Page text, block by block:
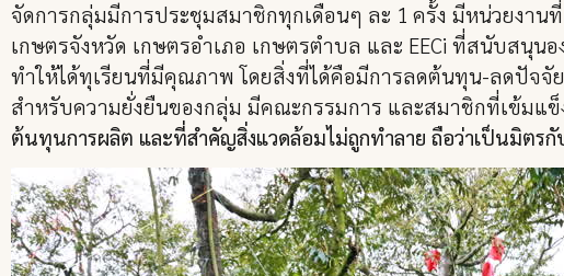
จัดการกลุ่มมีการประชุมสมาชิกทุกเดือนๆ ละ 1 ครั้ง มีหน่วยงาน
เกษตรจังหวัด เกษตรอำเภอ เกษตรตำบล และ EECi ที่สนับสนุน
ทำให้ได้ทุเรียนที่มีคุณภาพ โดยสิ่งที่ได้คือมีการลดต้นทุน-ลดปัจจั
สำหรับความยั่งยืนของกลุ่ม มีคณะกรรมการ และสมาชิกที่เข้มแข็
ต้นทุนการผลิต และที่สำคัญสิ่งแวดล้อมไม่ถูกทำลาย ถือว่าเป็นมิตรกั